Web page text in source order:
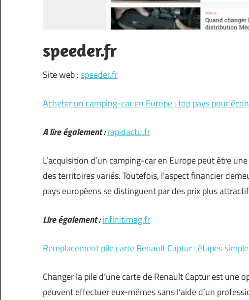
speeder.fr
Site web :speeder.fr
Acheter un camping-car en Europe : top pays pour
A lire également :rapidactu.fr
L’acquisition d’un camping-car en Europe peut être
des territoires variés. Toutefois, l’aspect financier
pays européens se distinguent par des prix plus
Lire également :infinitimag.fr
Remplacement pile carte Renault Captur : étapes
Changer la pile d’une carte de Renault Captur est une
peuvent effectuer eux-mêmes sans l’aide d’un